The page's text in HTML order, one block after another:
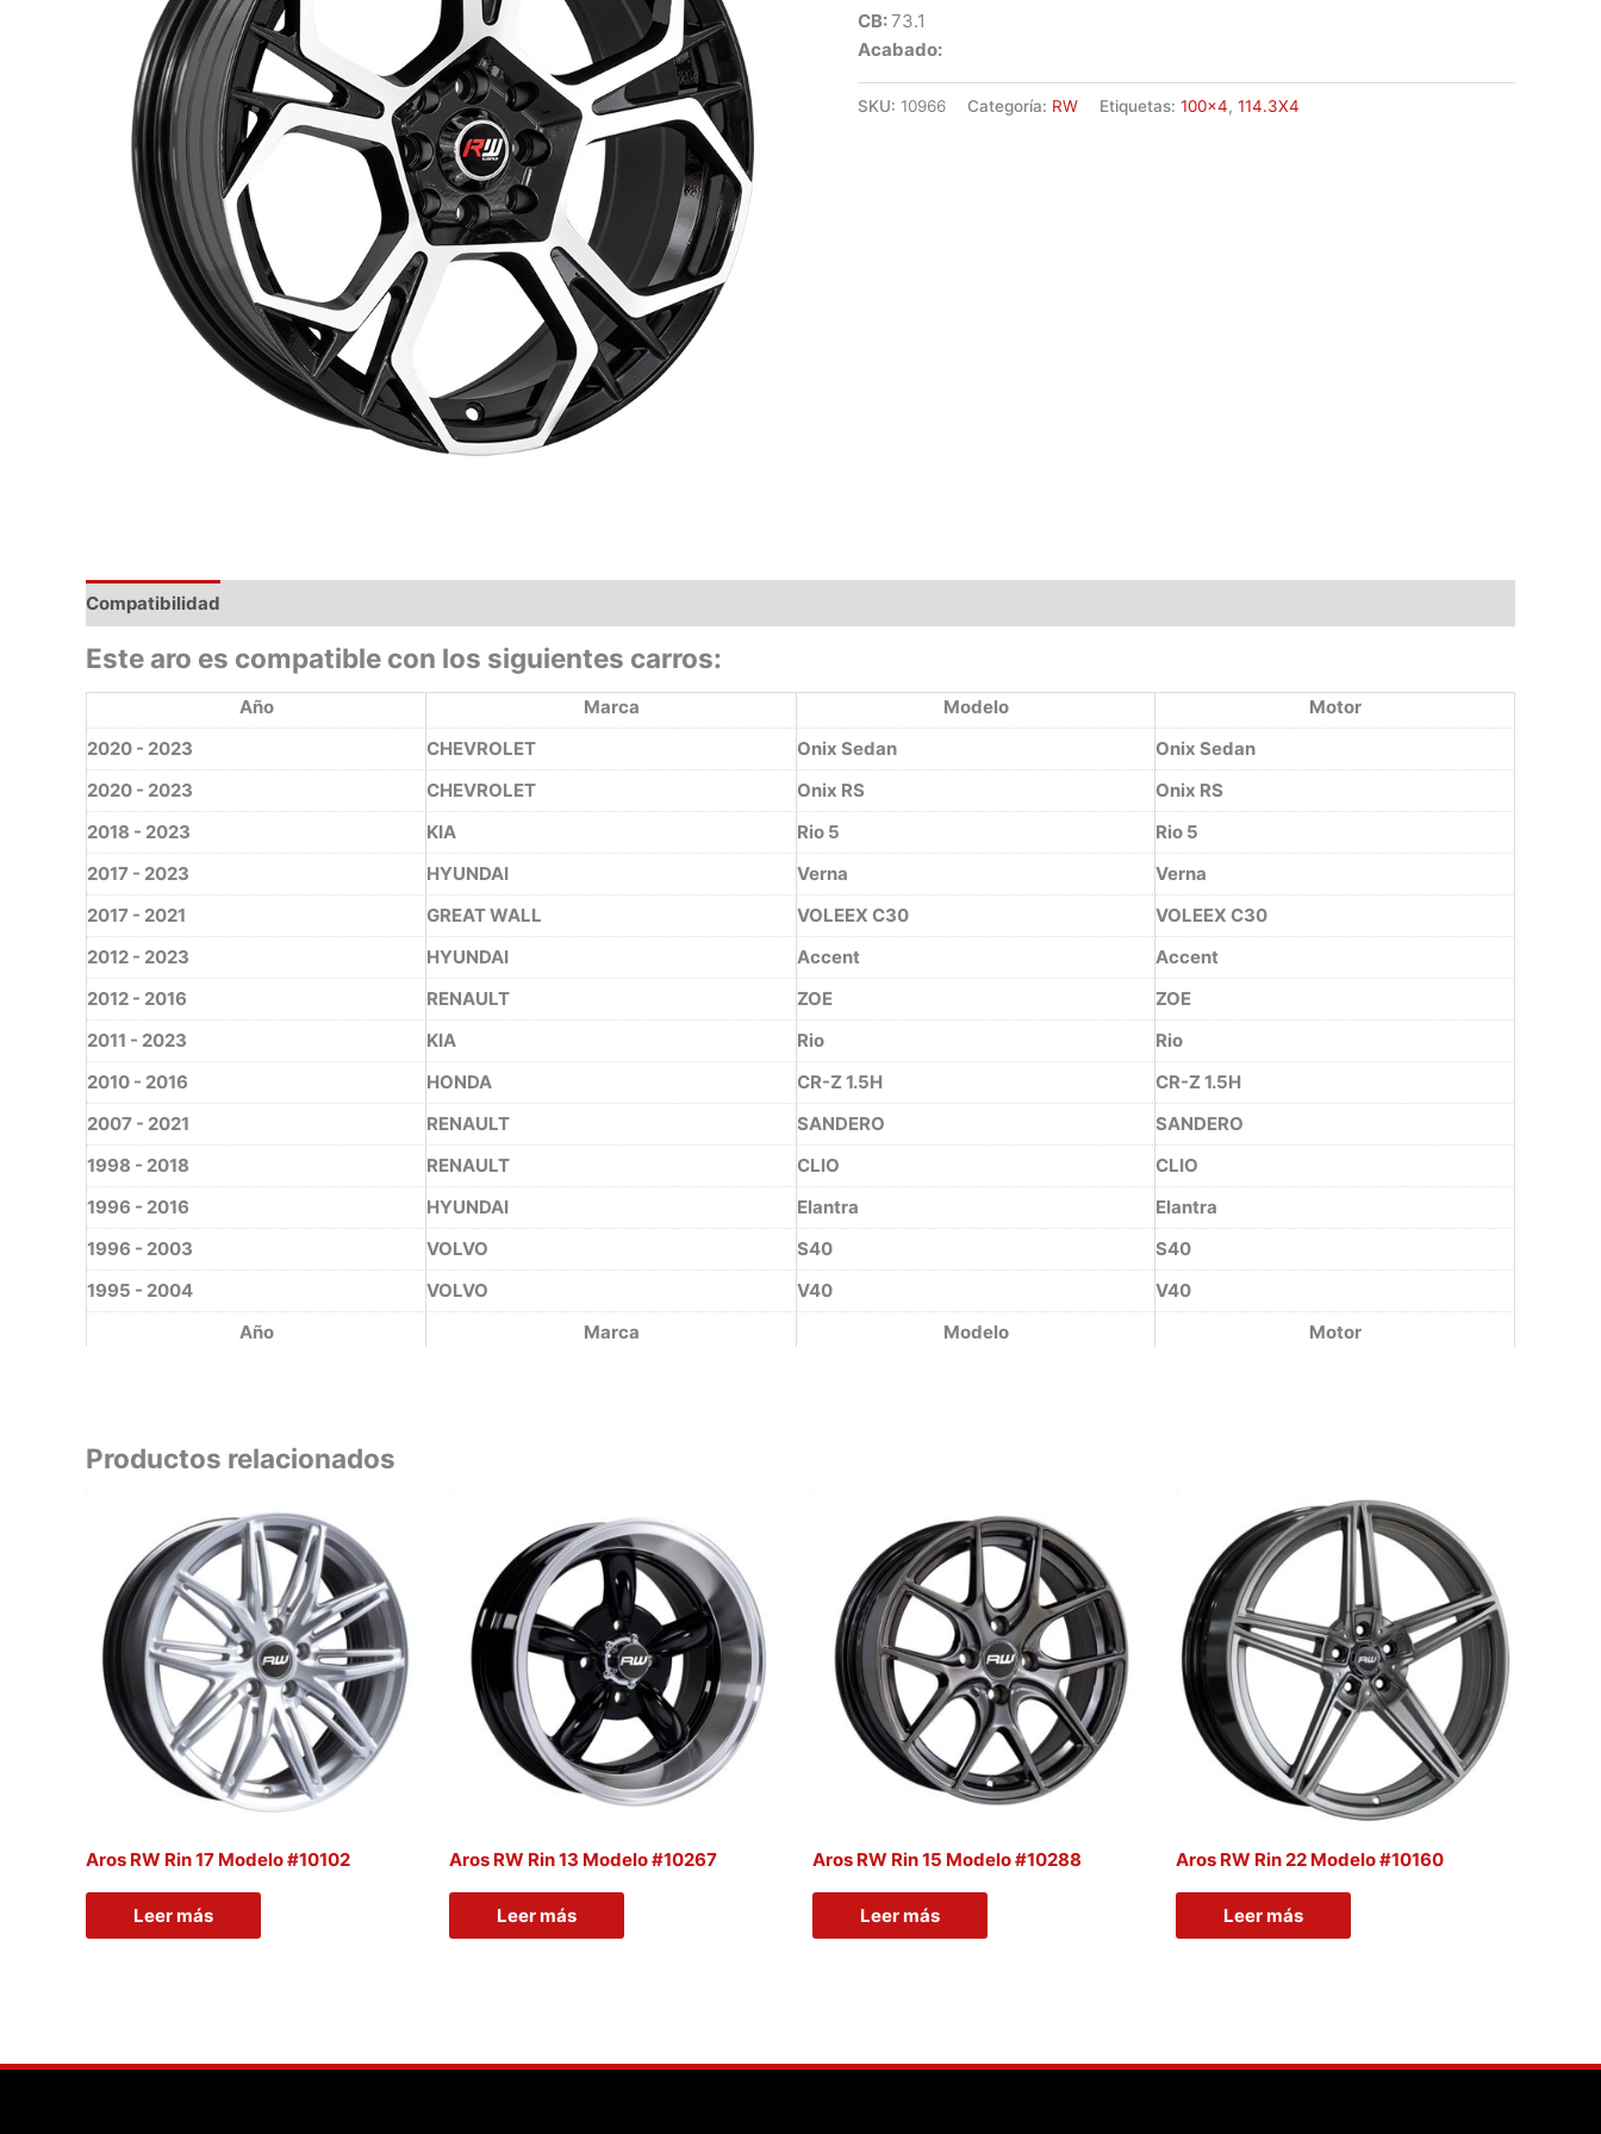
CB:73.1
Acabado:
SKU: 10966 Categoría: RW Etiquetas: 100x4, 114.3X4
Compatibilidad
Este aro es compatible con los siguientes carros:
Año Marca Modelo Motor
Año Marca Modelo Motor
2020 - 2023 CHEVROLET Onix Sedan
Onix Sedan
2020 - 2023
CHEVROLET Onix RS
Onix RS
2018 - 2023
KIA Rio 5
Rio 5
2017 - 2023
HYUNDAI Verna
Verna
2017 - 2021
GREAT WALL VOLEEX C30
VOLEEX C30
2012 - 2023
HYUNDAI Accent
Accent
2012 - 2016
RENAULT ZOE
ZOE
2011 - 2023
KIA Rio
Rio
2010 - 2016
HONDA CR-Z 1.5H
CR-Z 1.5H
2007 - 2021
RENAULT SANDERO
SANDERO
1998 - 2018
RENAULT CLIO
CLIO
1996 - 2016
HYUNDAI Elantra
Elantra
1996 - 2003
VOLVO S40
S40
1995 - 2004
VOLVO V40 V40
Productos relacionados
Aros RW Rin 17 Modelo #10102
Leer más
Aros RW Rin 13 Modelo #10267
Leer más
Aros RW Rin 15 Modelo #10288
Leer más
Aros RW Rin 22 Modelo #10160
Leer más